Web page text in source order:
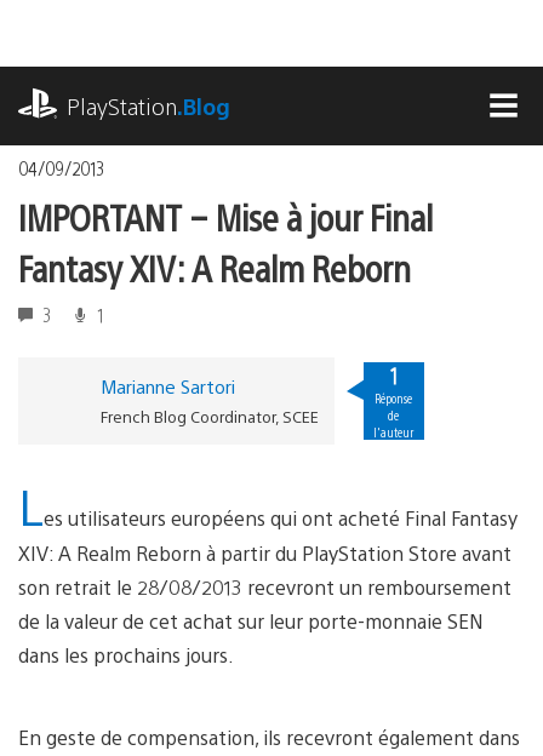
contenu
PlayStation.Blog
04/09/2013
IMPORTANT – Mise à jour Final
Fantasy XIV: A Realm Reborn
3 1
Marianne Sartori
French Blog Coordinator, SCEE
1
Réponse
de
l'auteur
Les utilisateurs européens qui ont acheté Final Fantasy
XIV: A Realm Reborn à partir du PlayStation Store avant
son retrait le 28/08/2013 recevront un remboursement
de la valeur de cet achat sur leur porte-monnaie SEN
dans les prochains jours.
En geste de compensation, ils recevront également dans